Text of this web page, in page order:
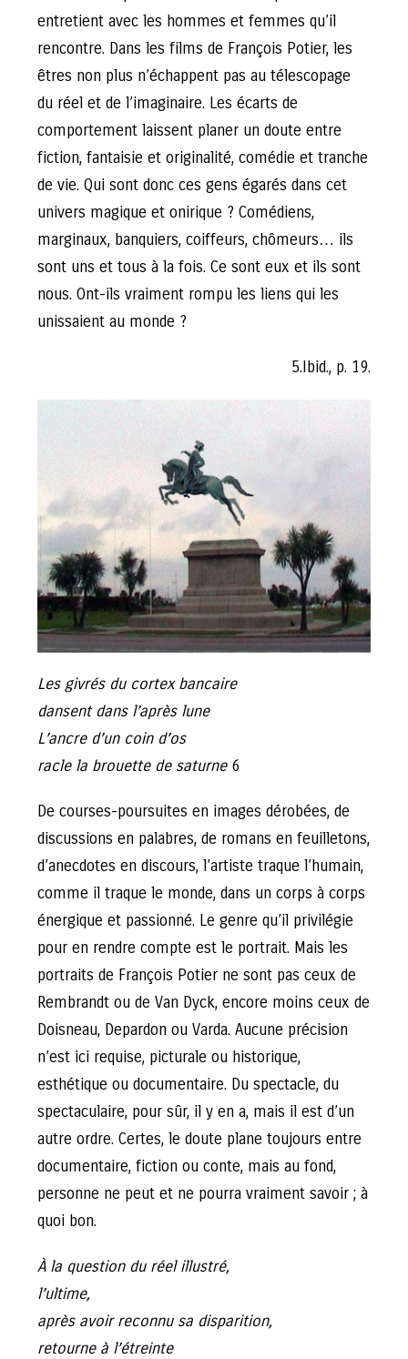
entretient avec les hommes et femmes qu’il
rencontre. Dans les films de François Potier, les
êtres non plus n’échappent pas au télescopage
du réel et de l’imaginaire. Les écarts de
comportement laissent planer un doute entre
fiction, fantaisie et originalité, comédie et tranche
de vie. Qui sont donc ces gens égarés dans cet
univers magique et onirique ? Comédiens,
marginaux, banquiers, coiffeurs, chômeurs… ils
sont uns et tous à la fois. Ce sont eux et ils sont
nous. Ont-ils vraiment rompu les liens qui les
unissaient au monde ?
5.Ibid., p. 19.
Les givrés du cortex bancaire
dansent dans l’après lune
L’ancre d’un coin d’os
racle la brouette de saturne6
De courses-poursuites en images dérobées, de
discussions en palabres, de romans en feuilletons,
d’anecdotes en discours, l’artiste traque l’humain,
comme il traque le monde, dans un corps à corps
énergique et passionné. Le genre qu’il privilégie
pour en rendre compte est le portrait. Mais les
portraits de François Potier ne sont pas ceux de
Rembrandt ou de Van Dyck, encore moins ceux de
Doisneau, Depardon ou Varda. Aucune précision
n’est ici requise, picturale ou historique,
esthétique ou documentaire. Du spectacle, du
spectaculaire, pour sûr, il y en a, mais il est d’un
autre ordre. Certes, le doute plane toujours entre
documentaire, fiction ou conte, mais au fond,
personne ne peut et ne pourra vraiment savoir ; à
quoi bon.
À la question du réel illustré,
l’ultime,
après avoir reconnu sa disparition,
retourne à l’étreinte